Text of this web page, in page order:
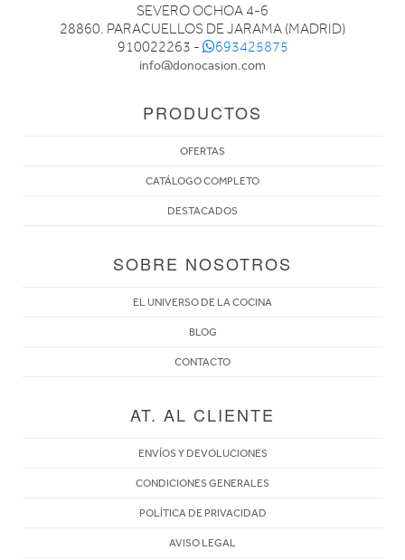
SEVERO OCHOA 4-6
28860. PARACUELLOS DE JARAMA (MADRID)
910022263 -
693425875
info@donocasion.com
PRODUCTOS
OFERTAS
CATÁLOGO COMPLETO
DESTACADOS
SOBRE NOSOTROS
EL UNIVERSO DE LA COCINA
BLOG
CONTACTO
AT. AL CLIENTE
ENVÍOS Y DEVOLUCIONES
CONDICIONES GENERALES
POLÍTICA DE PRIVACIDAD
AVISO LEGAL